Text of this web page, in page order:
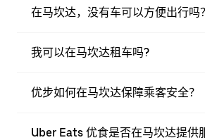
在马坎达，没有车可以方便出行吗？
我可以在马坎达租车吗?
优步如何在马坎达保障乘客安全？
Uber Eats 优食是否在马坎达提供